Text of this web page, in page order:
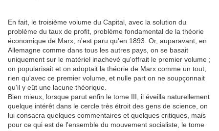
En fait, le troisième volume du Capital, avec la solution du
problème du taux de profit, problème fondamental de la théorie
économique de Marx, n'est paru qu'en 1893. Or, auparavant, en
Allemagne comme dans tous les autres pays, on se basait
uniquement sur le matériel inachevé qu'offrait le premier volume ;
on popularisait et on adoptait la théorie de Marx comme un tout,
rien qu'avec ce premier volume, et nulle part on ne soupçonnait
qu'il y eût une lacune théorique.
Bien mieux, lorsque parut enfin le tome III, il éveilla naturellement
quelque intérêt dans le cercle très étroit des gens de science, on
lui consacra quelques commentaires et quelques critiques, mais
pour ce qui est de l'ensemble du mouvement socialiste, le tome